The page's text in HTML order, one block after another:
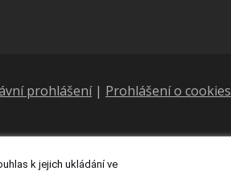
prohlášení| Prohlášení o cookies
k jejich ukládání ve